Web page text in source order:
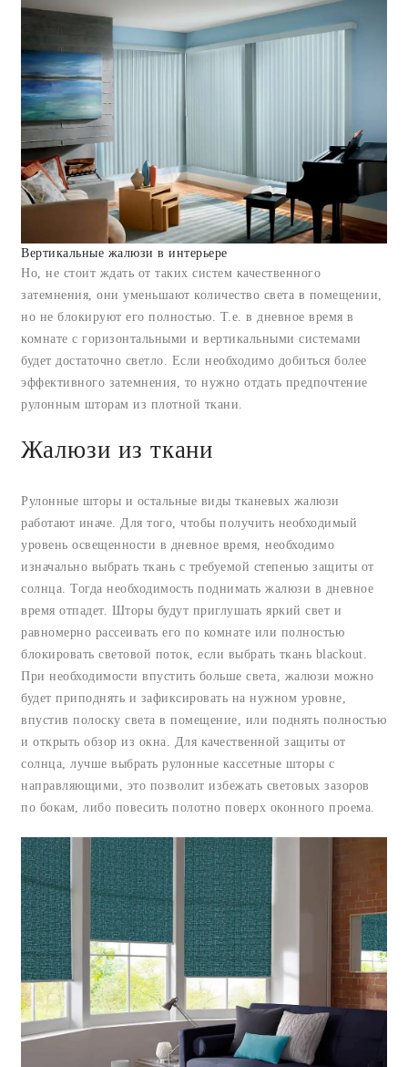
Вертикальные жалюзи в интерьере
Но, не стоит ждать от таких систем качественного
затемнения, они уменьшают количество света в помещении,
но не блокируют его полностью. Т.е. в дневное время в
комнате с горизонтальными и вертикальными системами
будет достаточно светло. Если необходимо добиться более
эффективного затемнения, то нужно отдать предпочтение
рулонным шторам из плотной ткани.
Жалюзи из ткани
Рулонные шторы и остальные виды тканевых жалюзи
работают иначе. Для того, чтобы получить необходимый
уровень освещенности в дневное время, необходимо
изначально выбрать ткань с требуемой степенью защиты от
солнца. Тогда необходимость поднимать жалюзи в дневное
время отпадет. Шторы будут приглушать яркий свет и
равномерно рассеивать его по комнате или полностью
блокировать световой поток, если выбрать ткань blackout.
При необходимости впустить больше света, жалюзи можно
будет приподнять и зафиксировать на нужном уровне,
впустив полоску света в помещение, или поднять полностью
и открыть обзор из окна. Для качественной защиты от
солнца, лучше выбрать рулонные кассетные шторы с
направляющими, это позволит избежать световых зазоров
по бокам, либо повесить полотно поверх оконного проема.